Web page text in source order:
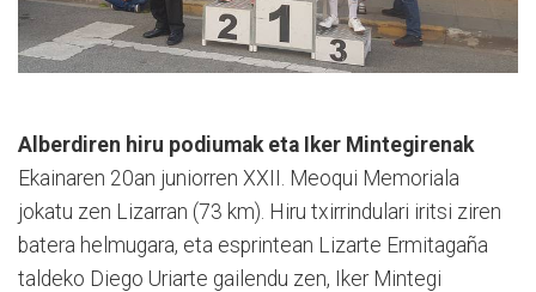
Alberdiren hiru podiumak eta Iker Mintegirenak
Ekainaren 20an juniorren XXII. Meoqui Memoriala
jokatu zen Lizarran (73 km). Hiru txirrindulari iritsi ziren
batera helmugara, eta esprintean Lizarte Ermitagaña
taldeko Diego Uriarte gailendu zen, Iker Mintegi